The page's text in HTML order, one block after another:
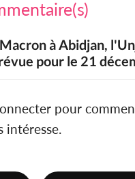
à Abidjan,
pour le 21
pour
intéresse.